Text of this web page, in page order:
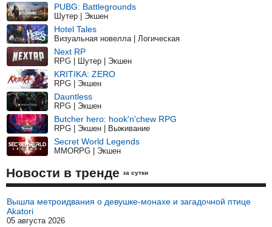
PUBG: Battlegrounds
Шутер | Экшен
Hotel Tales
Визуальная новелла | Логическая
Next RP
RPG | Шутер | Экшен
KRITIKA: ZERO
RPG | Экшен
Dauntless
RPG | Экшен
Butcher hero: hook'n'chew RPG
RPG | Экшен | Выживание
Secret World Legends
MMORPG | Экшен
Новости в тренде за сутки
Вышла метроидвания о девушке-монахе и загадочной птице
Akatori
05 августа 2026